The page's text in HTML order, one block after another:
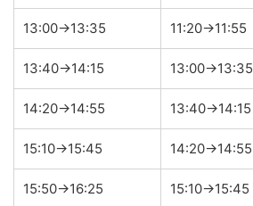
13:00→13:35 11:20→11:55
13:40→14:15 13:00→13:35
14:20→14:55 13:40→14:15
15:10→15:45 14:20→14:55
15:50→16:25 15:10→15:45